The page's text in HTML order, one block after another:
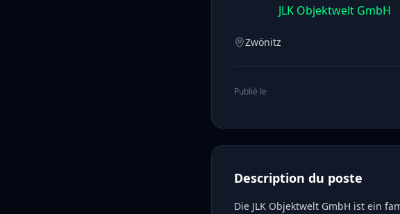
JLK Objektwelt GmbH
Zwönitz
Publié le
Description du poste
Die JLK Objektwelt GmbH ist ein